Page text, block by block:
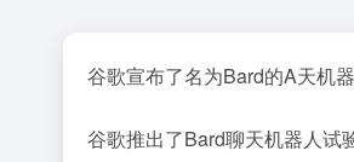
谷歌宣布了名为Bard的A天机
谷歌推出了Bard聊天机器人试